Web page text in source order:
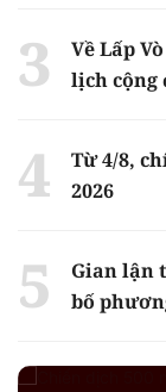
Về Lấp
lịch cộng
Từ 4/8,
2026
Gian lận
bố